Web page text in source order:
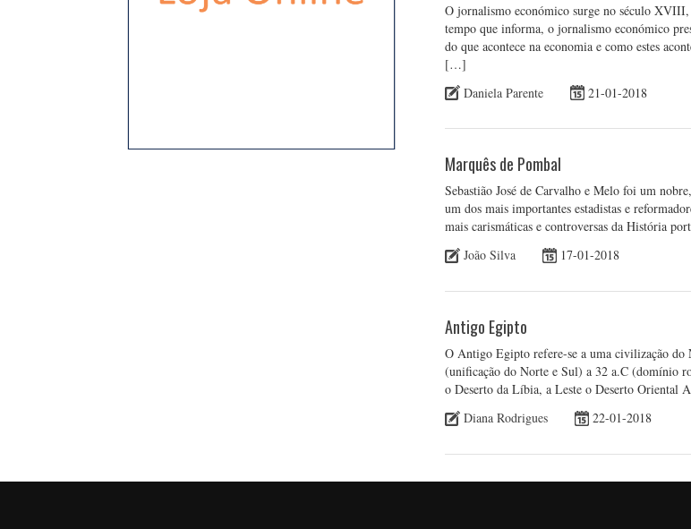
O jornalismo económico surge no século XVIII,
tempo que informa, o jornalismo económico
do que acontece na economia e como estes
[…]
Daniela Parente
21-01-2018
Marquês de Pombal
Sebastião José de Carvalho e Melo foi um
um dos mais importantes estadistas e
mais carismáticas e controversas da História
João Silva
17-01-2018
Antigo Egipto
O Antigo Egipto refere-se a uma civilização
(unificação do Norte e Sul) a 32 a.C (domínio
o Deserto da Líbia, a Leste o Deserto Oriental
Diana Rodrigues
22-01-2018